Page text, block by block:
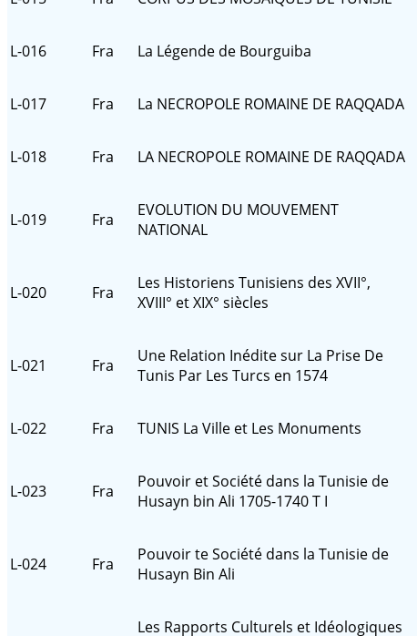
L-016 Fra La Légende de Bourguiba
L-017 Fra La NECROPOLE ROMAINE DE RAQQADA
L-018 Fra LA NECROPOLE ROMAINE DE RAQQADA
L-019 Fra
EVOLUTION DU MOUVEMENT
NATIONAL
L-020 Fra
Les Historiens Tunisiens des XVII°,
XVIII° et XIX° siècles
L-021 Fra
Une Relation Inédite sur La Prise De
Tunis Par Les Turcs en 1574
L-022 Fra TUNIS La Ville et Les Monuments
L-023 Fra
Pouvoir et Société dans la Tunisie de
Husayn bin Ali 1705-1740 T I
L-024 Fra
Pouvoir te Société dans la Tunisie de
Husayn Bin Ali
Les Rapports Culturels et Idéologiques